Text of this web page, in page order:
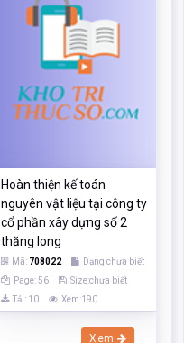
Hoàn thiện kế toán
nguyên vật liệu tại công ty
cổ phần xây dựng số 2
thăng long
Mã: 708022
Dạng:chưa biết
Page: 56
Size:chưa biết
Tải: 10
Xem:190
Xem